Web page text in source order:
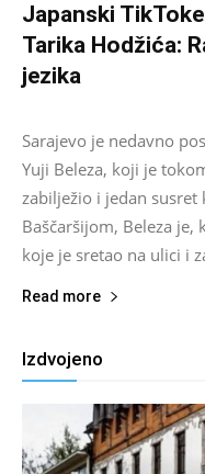
Japanski
Tarika Hodžića:
jezika
Salim D. -
Sarajevo je nedavno
Yuji Beleza, koji je
zabilježio i jedan susret
Baščaršijom, Beleza
koje je sretao na ulici i
Read more
Izdvojeno